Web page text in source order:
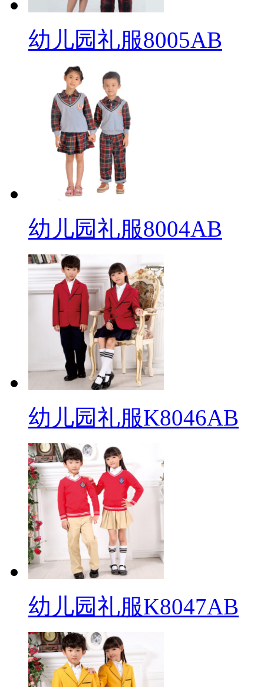
幼儿园礼服8005AB
幼儿园礼服8004AB
幼儿园礼服K8046AB
幼儿园礼服K8047AB